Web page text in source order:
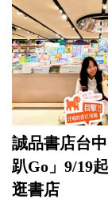
誠品書店台
趴Go」9/19
逛書店